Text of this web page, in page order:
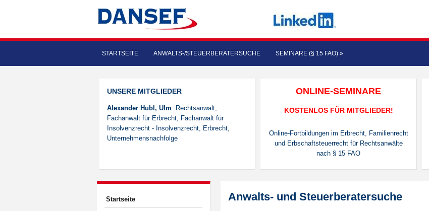
STARTSEITE ANWALTS-/STEUERBERATERSUCHE SEMINARE (§ 15 FAO) »
UNSERE MITGLIEDER
Alexander Hubl, Ulm: Rechtsanwalt,
Fachanwalt für Erbrecht, Fachanwalt für
Insolvenzrecht - Insolvenzrecht, Erbrecht,
Unternehmensnachfolge
ONLINE-SEMINARE
KOSTENLOS FÜR MITGLIEDER!
Online-Fortbildungen im Erbrecht, Familienrecht
und Erbschaftsteuerrecht für Rechtsanwälte
nach § 15 FAO
Startseite Anwalts- und Steuerberatersuche